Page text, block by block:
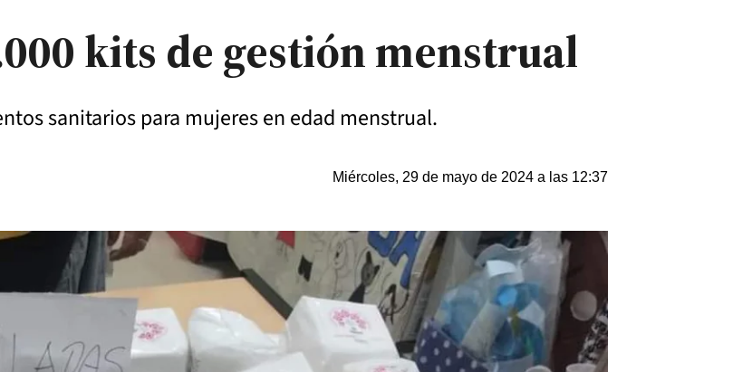
kits de gestión menstrual
sanitarios para mujeres en edad menstrual.
Miércoles, 29 de mayo de 2024 a las 12:37